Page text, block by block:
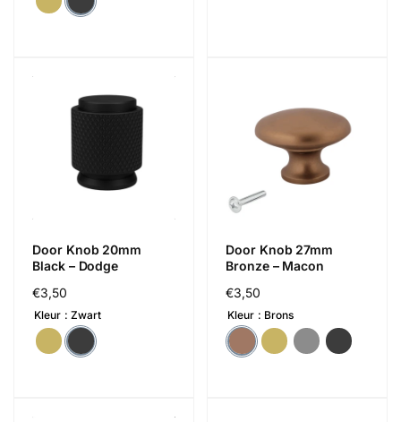
p
Door Knob 20mm
Black – Dodge
Regular
price
€3,50
Kleur Zwart
Door Knob 27mm
Bronze – Macon
Regular
price
€3,50
Kleur Brons